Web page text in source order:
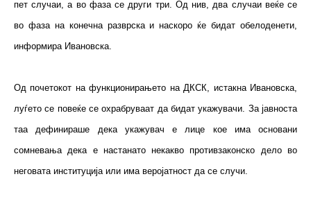
пет случаи, а во фаза се други три. Од нив, два случаи веќе се
во фаза на конечна разврска и наскоро ќе бидат обелоденети,
информира Ивановска.
Од почетокот на функционирањето на ДКСК, истакна Ивановска,
луѓето се повеќе се охрабруваат да бидат укажувачи. За јавноста
таа дефинираше дека укажувач е лице кое има основани
сомневања дека е настанато некакво противзаконско дело во
неговата институција или има веројатност да се случи.